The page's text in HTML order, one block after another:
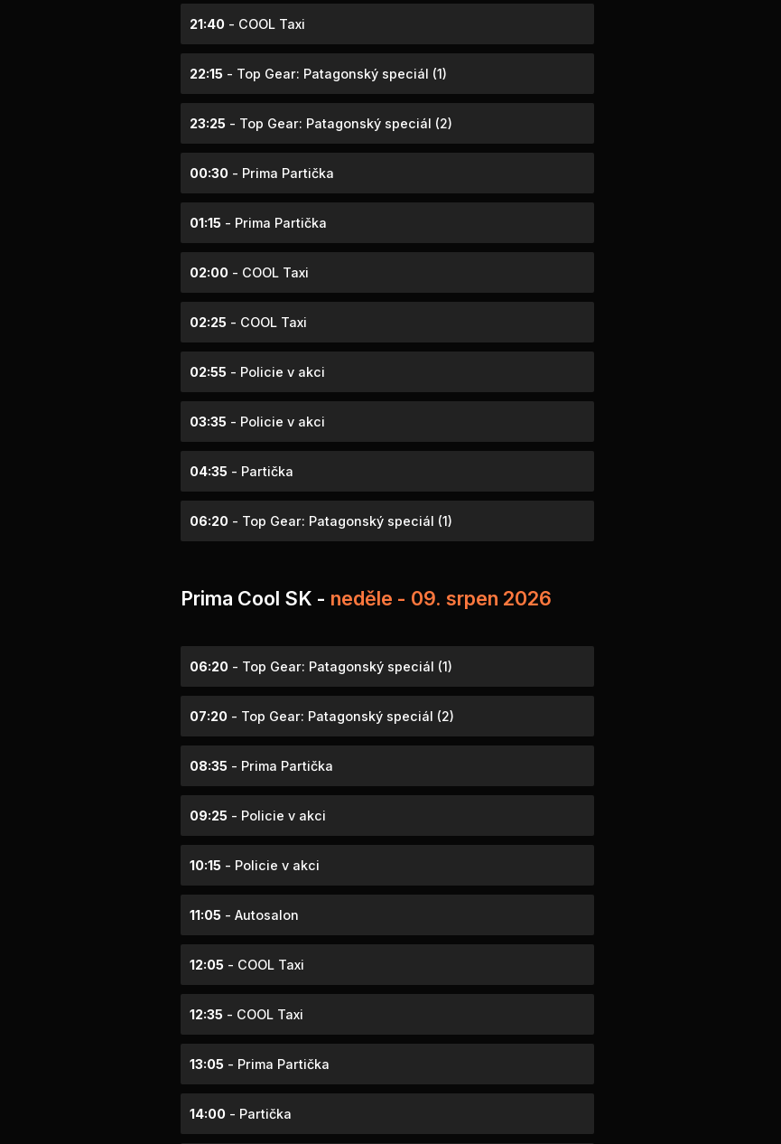
21:40 - COOL Taxi
22:15 - Top Gear: Patagonský speciál (1)
23:25 - Top Gear: Patagonský speciál (2)
00:30 - Prima Partička
01:15 - Prima Partička
02:00 - COOL Taxi
02:25 - COOL Taxi
02:55 - Policie v akci
03:35 - Policie v akci
04:35 - Partička
06:20 - Top Gear: Patagonský speciál (1)
Prima Cool SK - neděle - 09. srpen 2026
06:20 - Top Gear: Patagonský speciál (1)
07:20 - Top Gear: Patagonský speciál (2)
08:35 - Prima Partička
09:25 - Policie v akci
10:15 - Policie v akci
11:05 - Autosalon
12:05 - COOL Taxi
12:35 - COOL Taxi
13:05 - Prima Partička
14:00 - Partička